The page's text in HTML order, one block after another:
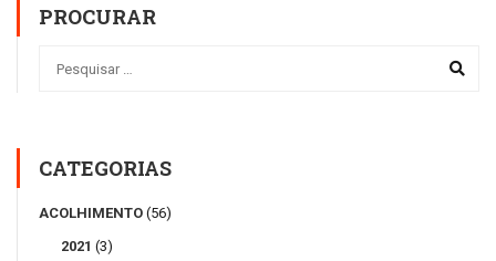
PROCURAR
CATEGORIAS
ACOLHIMENTO (56)
2021 (3)